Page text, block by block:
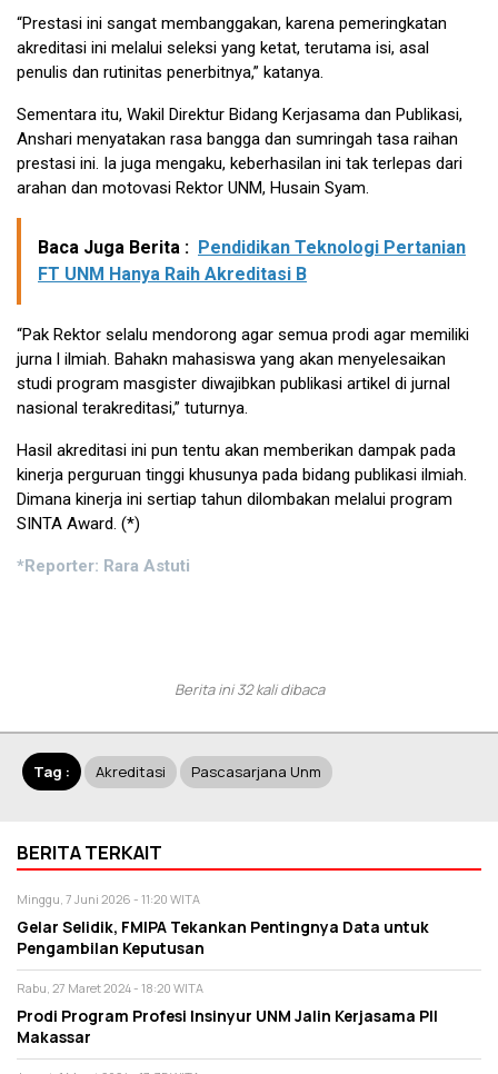
“Prestasi ini sangat membanggakan, karena pemeringkatan
akreditasi ini melalui seleksi yang ketat, terutama isi, asal
penulis dan rutinitas penerbitnya,” katanya.
Sementara itu, Wakil Direktur Bidang Kerjasama dan Publikasi,
Anshari menyatakan rasa bangga dan sumringah tasa raihan
prestasi ini. Ia juga mengaku, keberhasilan ini tak terlepas dari
arahan dan motovasi Rektor UNM, Husain Syam.
Baca Juga Berita : Pendidikan Teknologi Pertanian
FT UNM Hanya Raih Akreditasi B
“Pak Rektor selalu mendorong agar semua prodi agar memiliki
jurna l ilmiah. Bahakn mahasiswa yang akan menyelesaikan
studi program masgister diwajibkan publikasi artikel di jurnal
nasional terakreditasi,” tuturnya.
Hasil akreditasi ini pun tentu akan memberikan dampak pada
kinerja perguruan tinggi khusunya pada bidang publikasi ilmiah.
Dimana kinerja ini sertiap tahun dilombakan melalui program
SINTA Award. (*)
*Reporter: Rara Astuti
Berita ini 32 kali dibaca
Tag : Akreditasi Pascasarjana Unm
BERITA TERKAIT
Minggu, 7 Juni 2026 - 11:20 WITA
Gelar Selidik, FMIPA Tekankan Pentingnya Data untuk
Pengambilan Keputusan
Rabu, 27 Maret 2024 - 18:20 WITA
Prodi Program Profesi Insinyur UNM Jalin Kerjasama PII
Makassar